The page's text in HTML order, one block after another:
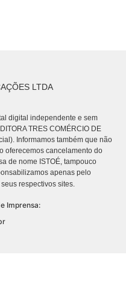
LTDA
digital independente e sem
TRES COMÉRCIO DE
Informamos também que não
oferecemos cancelamento do
de nome ISTOÉ, tampouco
apenas pelo
seus respectivos sites.
Imprensa: